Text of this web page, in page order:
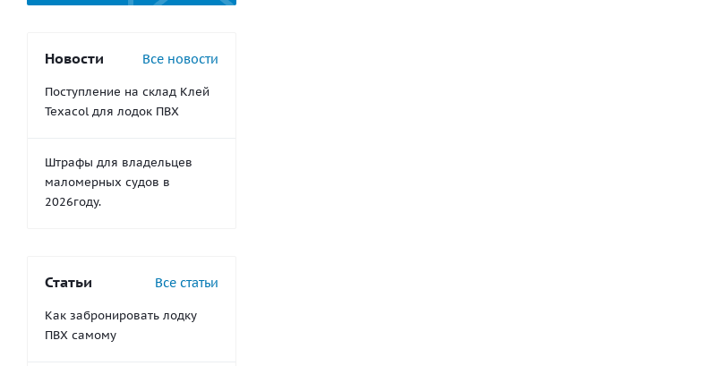
Новости Все новости
Поступление на склад Клей
Texacol для лодок ПВХ
Штрафы для владельцев
маломерных судов в
2026году.
Статьи Все статьи
Как забронировать лодку
ПВХ самому